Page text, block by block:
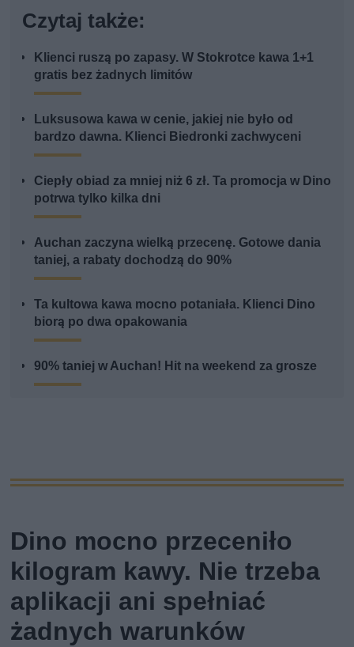
Czytaj także:
Klienci ruszą po zapasy. W Stokrotce kawa 1+1
gratis bez żadnych limitów
Luksusowa kawa w cenie, jakiej nie było od
bardzo dawna. Klienci Biedronki zachwyceni
Ciepły obiad za mniej niż 6 zł. Ta promocja w Dino
potrwa tylko kilka dni
Auchan zaczyna wielką przecenę. Gotowe dania
taniej, a rabaty dochodzą do 90%
Ta kultowa kawa mocno potaniała. Klienci Dino
biorą po dwa opakowania
90% taniej w Auchan! Hit na weekend za grosze
Dino mocno przeceniło
kilogram kawy. Nie trzeba
aplikacji ani spełniać
żadnych warunków